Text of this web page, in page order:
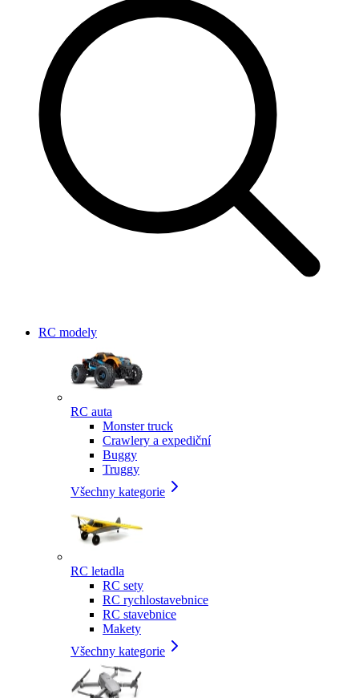
RC modely
RC auta
Monster truck
Crawlery a expediční
Buggy
Truggy
Všechny kategorie
RC letadla
RC sety
RC rychlostavebnice
RC stavebnice
Makety
Všechny kategorie